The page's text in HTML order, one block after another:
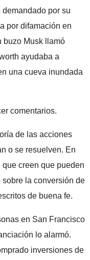
demandado por su
por difamación en
buzo Musk llamó
ayudaba a
una cueva inundada
comentarios.
de las acciones
o se resuelven. En
creen que pueden
la conversión de
de buena fe.
en San Francisco
lo alarmó.
inversiones de